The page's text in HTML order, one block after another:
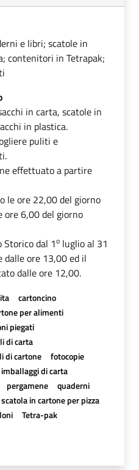
e libri; scatole in
contenitori in Tetrapak;
in carta, scatole in
in plastica.
puliti e
effettuato a partire
le ore 22,00 del giorno
ore 6,00 del giorno
dal 1o luglio al 31
dalle ore 13,00 ed il
dalle ore 12,00.
cartoncino
per alimenti
piegati
di carta
di cartone
fotocopie
imballaggi di carta
pergamene
quaderni
scatola in cartone per pizza
Tetra-pak